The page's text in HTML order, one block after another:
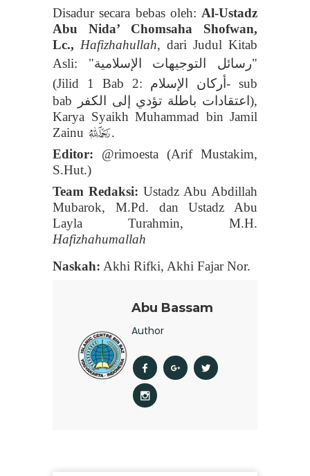
Disadur secara bebas oleh: Al-Ustadz
Abu Nida’ Chomsaha Shofwan,
Lc., Hafizhahullah, dari Judul Kitab
Asli: "رسائل التوجيهات الإسلامية"
(Jilid 1 Bab 2: أركان الإسلام- sub
bab
اعتقادات باطلة تؤدي إلى الكفر),
Karya Syaikh Muhammad bin Jamil
Zainu t.
Editor: @rimoesta (Arif Mustakim,
S.Hut.)
Team Redaksi: Ustadz Abu Abdillah
Mubarok, M.Pd. dan Ustadz Abu
Layla Turahmin, M.H.
Hafizhahumallah
Naskah: Akhi Rifki, Akhi Fajar Nor.
Abu Bassam
Author